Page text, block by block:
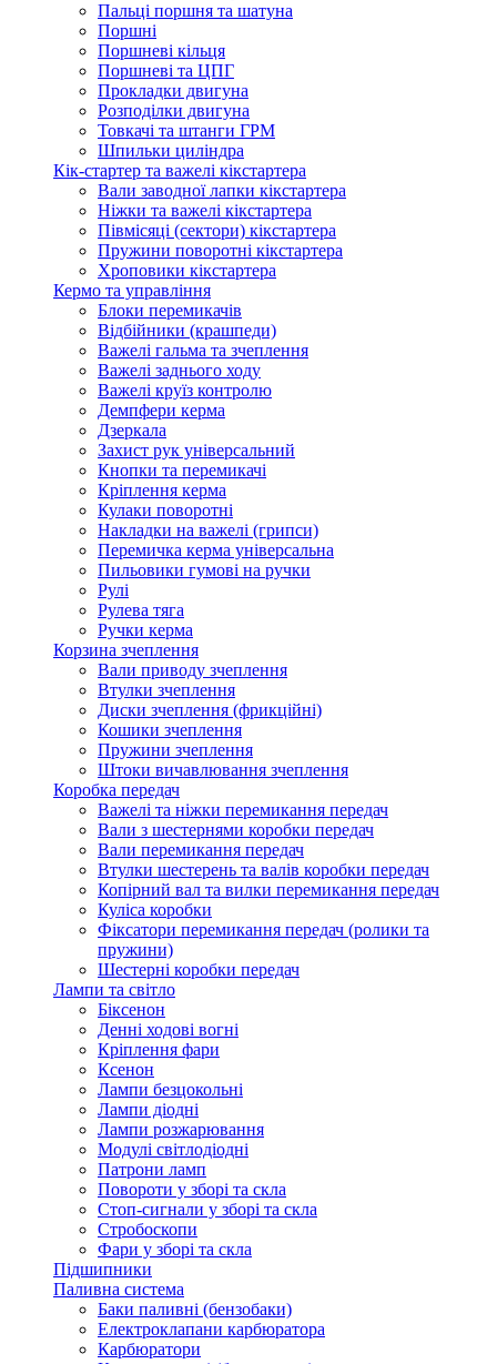
Пальці поршня та шатуна
Поршні
Поршневі кільця
Поршневі та ЦПГ
Прокладки двигуна
Розподілки двигуна
Товкачі та штанги ГРМ
Шпильки циліндра
Кік-стартер та важелі кікстартера
Вали заводної лапки кікстартера
Ніжки та важелі кікстартера
Півмісяці (сектори) кікстартера
Пружини поворотні кікстартера
Хроповики кікстартера
Кермо та управління
Блоки перемикачів
Відбійники (крашпеди)
Важелі гальма та зчеплення
Важелі заднього ходу
Важелі круїз контролю
Демпфери керма
Дзеркала
Захист рук універсальний
Кнопки та перемикачі
Кріплення керма
Кулаки поворотні
Накладки на важелі (грипси)
Перемичка керма універсальна
Пильовики гумові на ручки
Рулі
Рулева тяга
Ручки керма
Корзина зчеплення
Вали приводу зчеплення
Втулки зчеплення
Диски зчеплення (фрикційні)
Кошики зчеплення
Пружини зчеплення
Штоки вичавлювання зчеплення
Коробка передач
Важелі та ніжки перемикання передач
Вали з шестернями коробки передач
Вали перемикання передач
Втулки шестерень та валів коробки передач
Копірний вал та вилки перемикання передач
Куліса коробки
Фіксатори перемикання передач (ролики та
пружини)
Шестерні коробки передач
Лампи та світло
Біксенон
Денні ходові вогні
Кріплення фари
Ксенон
Лампи безцокольні
Лампи діодні
Лампи розжарювання
Модулі світлодіодні
Патрони ламп
Повороти у зборі та скла
Стоп-сигнали у зборі та скла
Стробоскопи
Фари у зборі та скла
Підшипники
Паливна система
Баки паливні (бензобаки)
Електроклапани карбюратора
Карбюратори